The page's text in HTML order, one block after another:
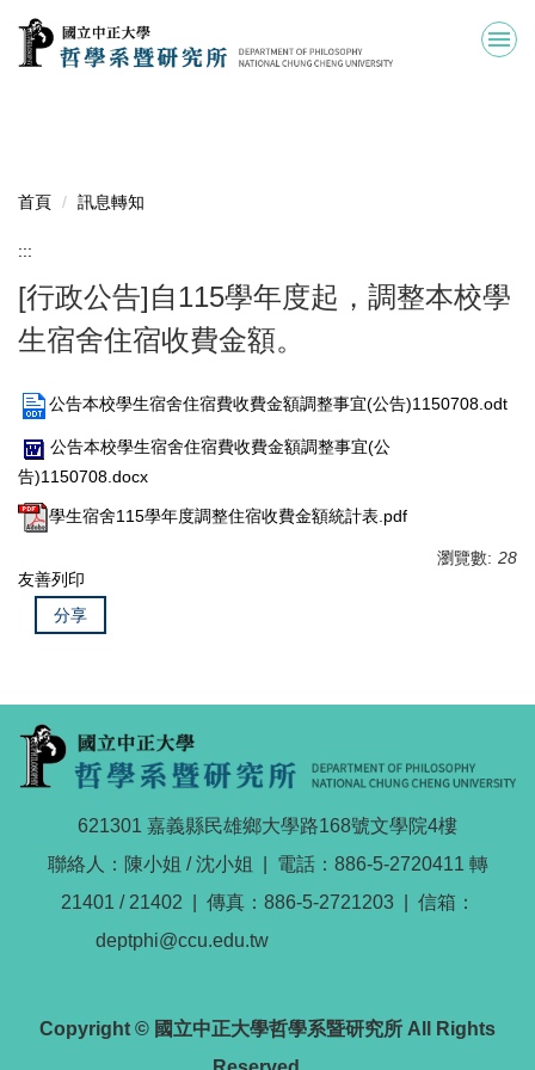
到
主
首頁
訊息轉知
:::
[行政公告]自115學年度起，調整本校學
生宿舍住宿收費金額。
公告本校學生宿舍住宿費收費金額調整事宜(公告)1150708.odt
公告本校學生宿舍住宿費收費金額調整事宜(公
告)1150708.docx
學生宿舍115學年度調整住宿收費金額統計表.pdf
瀏覽數: 28
友善列印
分享
621301 嘉義縣民雄鄉大學路168號文學院4樓
聯絡人：陳小姐 / 沈小姐 | 電話：886-5-2720411 轉
21401 / 21402 | 傳真：886-5-2721203 | 信箱：
deptphi@ccu.edu.tw
Copyright © 國立中正大學哲學系暨研究所 All Rights